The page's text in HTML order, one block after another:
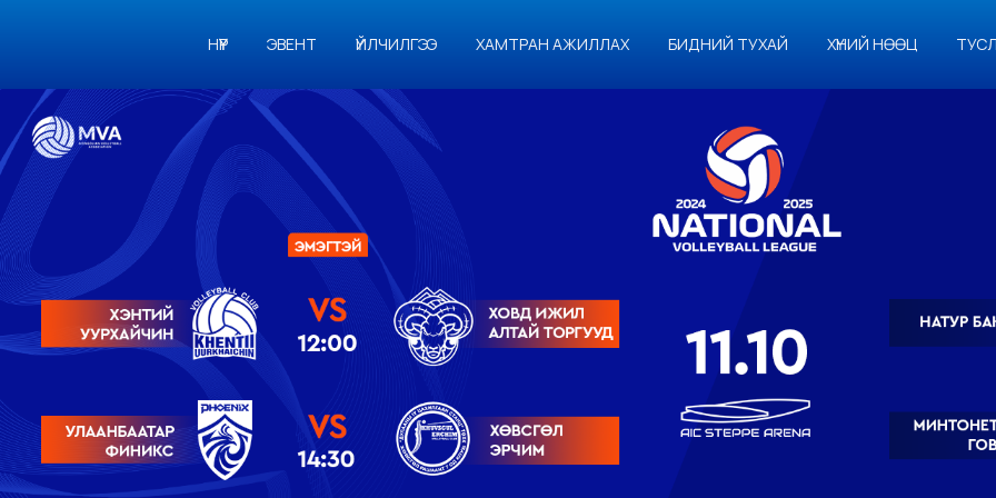
НҮҮР ЭВЕНТ ҮЙЛЧИЛГЭЭ ХАМТРАН АЖИЛЛАХ БИДНИЙ ТУХАЙ ХҮНИЙ НӨӨЦ